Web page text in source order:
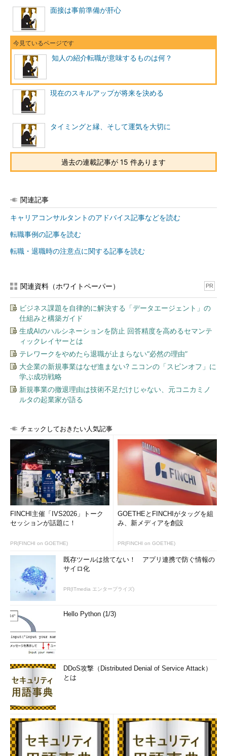
面接は事前準備が肝心
知人の紹介転職が意味するものは何？
現在のスキルアップが将来を決める
タイミングと縁、そして運気を大切に
過去の連載記事が 15 件あります
関連記事
キャリアコンサルタントのアドバイス記事などを読む
転職事例の記事を読む
転職・退職時の注意点に関する記事を読む
関連資料（ホワイトペーパー） PR
ビジネス課題を自律的に解決する「データエージェント」の
仕組みと構築ガイド
生成AIのハルシネーションを防止 回答精度を高めるセマンテ
ィックレイヤーとは
テレワークをやめたら退職が止まらない“必然の理由”
大企業の新規事業はなぜ進まない? ニコンの「スピンオフ」に
学ぶ成功戦略
新規事業の撤退理由は技術不足だけじゃない、元コニカミノ
ルタの起業家が語る
チェックしておきたい人気記事
FINCHI主催「IVS2026」トーク
セッションが話題に！
PR(FINCHI on GOETHE)
GOETHEとFINCHIがタッグを組
み、新メディアを創設
PR(FINCHI on GOETHE)
既存ツールは捨てない！ アプリ連携で防ぐ情報の
サイロ化
PR(ITmedia エンタープライズ)
Hello Python (1/3)
DDoS攻撃（Distributed Denial of Service Attack）
とは